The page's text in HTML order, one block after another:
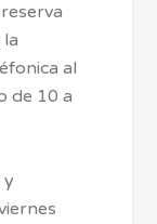
al
de 10 a
y